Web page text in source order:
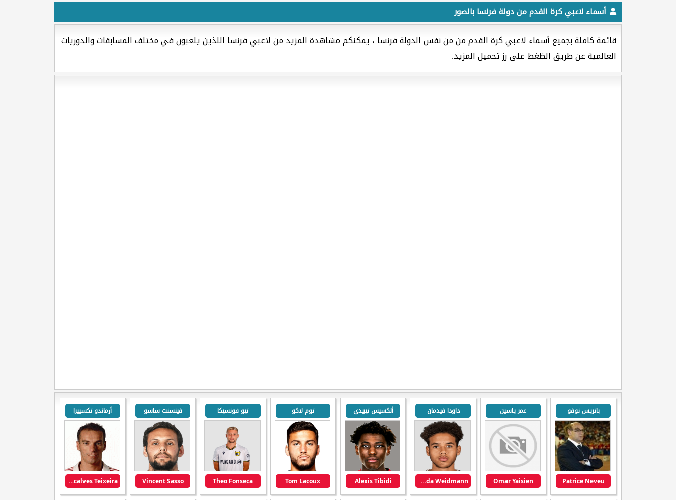
أسماء لاعبي كرة القدم من دولة فرنسا بالصور
قائمة كاملة بجميع أسماء لاعبي كرة القدم من من نفس الدولة فرنسا ، يمكنكم مشاهدة المزيد من لاعبي فرنسا اللذين يلعبون في مختلف المسابقات والدوريات
العالمية عن طريق الظغط على رز تحميل المزيد.
باتريس نوفو
Patrice Neveu
عمر ياسين
Omar Yaisien
داودا فيدمان
Daouda Weidmann
ألكسيس تيبيدي
Alexis Tibidi
توم لاكو
Tom Lacoux
تيو فونسيكا
Theo Fonseca
فينسنت ساسو
Vincent Sasso
أرماندو تكسييرا
Armando Goncalves Teixeira